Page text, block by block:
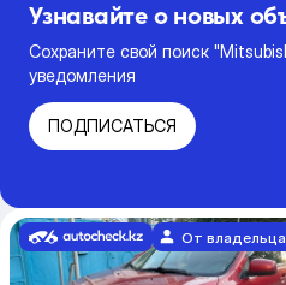
Узнавайте о новых
Сохраните свой поиск
уведомления
ПОДПИСАТЬСЯ
От владельца